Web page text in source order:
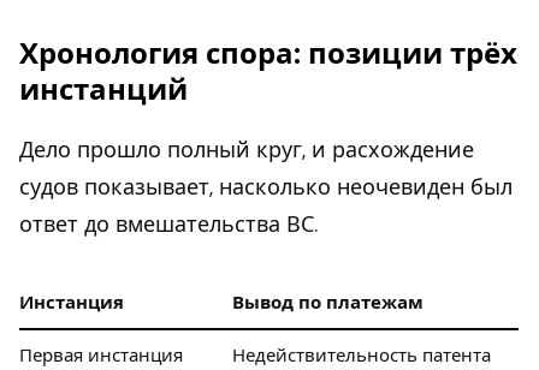
Хронология спора: позиции трёх
инстанций
Дело прошло полный круг, и расхождение
судов показывает, насколько неочевиден был
ответ до вмешательства ВС.
Инстанция Вывод по платежам
Первая инстанция
Недействительность патента